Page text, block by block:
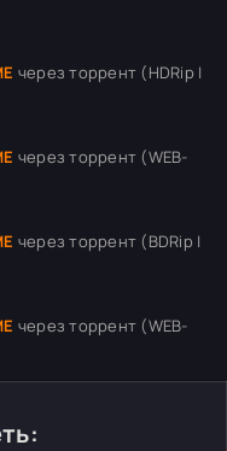
через торрент (HDRip |
через торрент (WEB-
через торрент (BDRip |
через торрент (WEB-